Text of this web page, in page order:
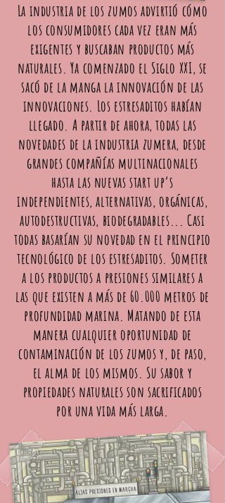
La industria de los zumos advirtió cómo
los consumidores cada vez eran más
exigentes y buscaban productos más
naturales. Ya comenzado el Siglo XXI, se
sacó de la manga la innovación de las
innovaciones. Los estresaditos habían
llegado. A partir de ahora, todas las
novedades de la industria zumera, desde
grandes compañías multinacionales
hasta las nuevas start up’s
independientes, alternativas, orgánicas,
autodestructivas, biodegradables... Casi
todas basarían su novedad en el principio
tecnológico de los estresaditos. Someter
a los productos a presiones similares a
las que existen a más de 60.000 metros de
profundidad marina. Matando de esta
manera cualquier oportunidad de
contaminación de los zumos y, de paso,
el alma de los mismos. Su sabor y
propiedades naturales son sacrificados
por una vida más larga.